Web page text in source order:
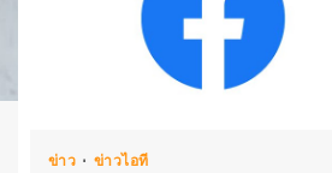
ข่าว ข่าวไอที